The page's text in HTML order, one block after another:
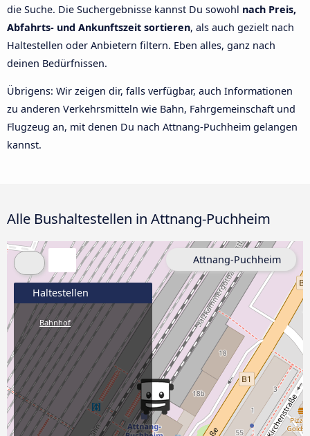
die Suche. Die Suchergebnisse kannst Du sowohl nach Preis,
Abfahrts- und Ankunftszeit sortieren, als auch gezielt nach
Haltestellen oder Anbietern filtern. Eben alles, ganz nach
deinen Bedürfnissen.
Übrigens: Wir zeigen dir, falls verfügbar, auch Informationen
zu anderen Verkehrsmitteln wie Bahn, Fahrgemeinschaft und
Flugzeug an, mit denen Du nach Attnang-Puchheim gelangen
kannst.
Alle Bushaltestellen in Attnang-Puchheim
Haltestellen
Bahnhof
Attnang-Puchheim